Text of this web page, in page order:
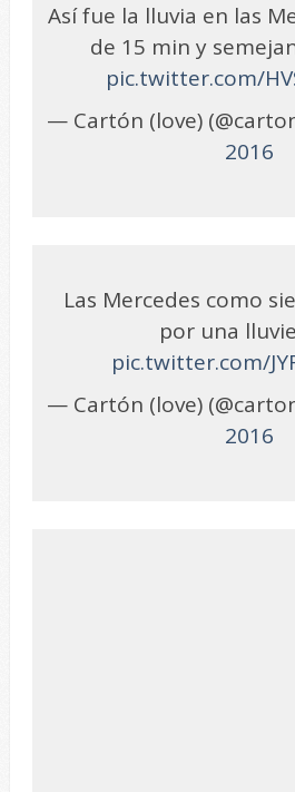
Así fue la lluvia en las
de 15 min y
pic.twitter.com/
— Cartón (love)
2016
Las Mercedes como
por una
pic.twitter.com/
— Cartón (love)
2016